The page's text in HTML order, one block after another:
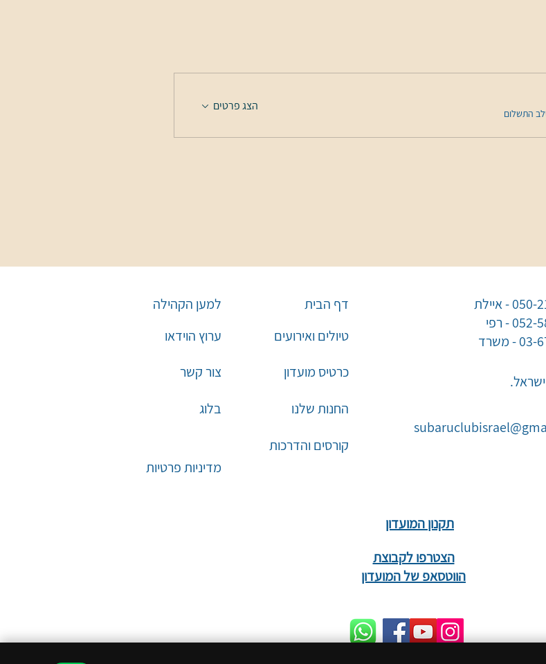
הצג פרטים
למען הקהילה
ערוץ הוידאו
צור קשר
בלוג
דף הבית
טיולים ואירועים
כרטיס מועדון
החנות שלנו
קורסים והדרכות
- איילת
- רפי
- משרד
מדיניות פרטיות
תקנון המועדון
הצטרפו לקבוצת
הווטסאפ של המועדון